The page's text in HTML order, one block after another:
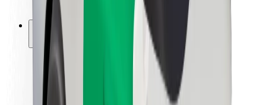
Městský fond
Bezpečnost
Bezpečnost cestujících
Bezpečnost řidičů
Bezpečnost na koloběžce